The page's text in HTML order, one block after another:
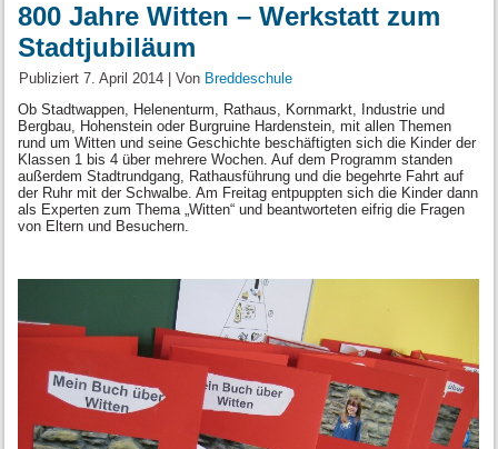
800 Jahre Witten – Werkstatt zum
Stadtjubiläum
Publiziert 7. April 2014 |Von Breddeschule
Ob Stadtwappen, Helenenturm, Rathaus, Kornmarkt, Industrie und
Bergbau, Hohenstein oder Burgruine Hardenstein, mit allen Themen
rund um Witten und seine Geschichte beschäftigten sich die Kinder der
Klassen 1 bis 4 über mehrere Wochen. Auf dem Programm standen
außerdem Stadtrundgang, Rathausführung und die begehrte Fahrt auf
der Ruhr mit der Schwalbe. Am Freitag entpuppten sich die Kinder dann
als Experten zum Thema „Witten“ und beantworteten eifrig die Fragen
von Eltern und Besuchern.